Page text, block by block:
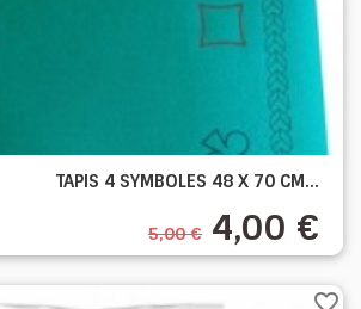
TAPIS 4 SYMBOLES 48 X 70 CM...
5,00 € 4,00 €